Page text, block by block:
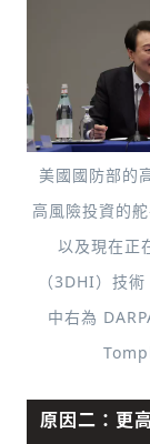
登入或
輸入
將此文
近期曾送
可送禮額
美國國防部的
高風險投資的
以及現在正
（3DHI）技
中右為
原因二：更
邀請會
分享
討論
觀點
避免
同
禁止
性別
反對
選擇留
來源）
陪你從
35